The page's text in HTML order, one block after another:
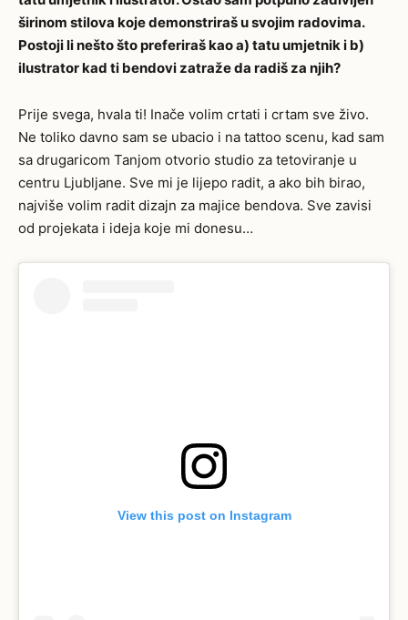
širinom stilova koje demonstriraš u svojim radovima.
Postoji li nešto što preferiraš kao a) tatu umjetnik i b)
ilustrator kad ti bendovi zatraže da radiš za njih?
Prije svega, hvala ti! Inače volim crtati i crtam sve živo.
Ne toliko davno sam se ubacio i na tattoo scenu, kad sam
sa drugaricom Tanjom otvorio studio za tetoviranje u
centru Ljubljane. Sve mi je lijepo radit, a ako bih birao,
najviše volim radit dizajn za majice bendova. Sve zavisi
od projekata i ideja koje mi donesu…
View this post on Instagram